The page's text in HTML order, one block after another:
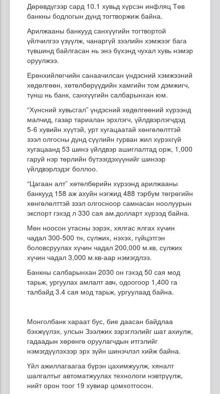
Дөрөвдүгээр сард 10.1 хувьд хүрсэн инфляц Төв
банкны бодлогын дүнд тогтворжиж байна.
Арилжааны банкууд санхүүгийн тогтвортой
үйлчилгээ үзүүлж, чанаргүй зээлийн хэмжээг бага
түвшинд байлгасан нь энэ бүхэнд чухал хувь нэмэр
оруулжээ.
Ерөнхийлөгчийн санаачилсан үндэсний хэмжээний
хөдөлгөөн, хөтөлбөрүүдийн хамгийн том дэмжигч,
түнш нь банк, санхүүгийн салбарынхан юм.
“Хүнсний хувьсгал” үндэсний хөдөлгөөний хүрээнд
малчид, газар тариалан эрхлэгч, үйлдвэрлэгчдэд
5-6 хувийн хүүтэй, урт хугацаатай хөнгөлөлттэй
зээл олгосны дүнд сүүлийн гурван жил хүрэхгүй
хугацаанд 53 шинэ үйлдвэр ашиглалтад орж, 1,000
гаруй нэр төрлийн бүтээгдэхүүнийг шинээр
үйлдвэрлэдэг боллоо.
“Цагаан алт” хөтөлбөрийн хүрээнд арилжааны
банкууд 158 аж ахуйн нэгжид 488 тэрбум төгрөгийн
хөнгөлөлттэй зээл олгосноор самнасан ноолуурын
экспорт гэхэд л 330 сая ам.долларт хүрээд байна.
Мөн ноосон утасны ээрэх, хялгас ялгах хүчин
чадал 300-500 тн, сүлжих, нэхэх, гүйцэтгэн
боловсруулах хүчин чадал 200,000 м.кв, сүлжих
хүчин чадал 3,000 м.кв-аар нэмэгдлээ.
Банкны салбарынхан 2030 он гэхэд 50 сая мод
тарьж, ургуулах амлалт авч, одоогоор 1,400 га
талбайд 3.4 сая мод тарьж, ургуулаад байна.
Монголбанк хараат бус, бие даасан байдлаа
бэхжүүлэх, улсын Зээлжих зэрэглэлийг шат ахиулж,
гадаадын хөрөнгө оруулагчдын итгэлийг
нэмэгдүүлэхээр эрх зүйн шинэчлэл хийж байна.
Үйл ажиллагаагаа бүрэн цахимжуулж, хяналт
шалгалтыг автоматжуулах технологи нэвтрүүлж,
нийт орон тоог 19 хувиар цомхотгосон.